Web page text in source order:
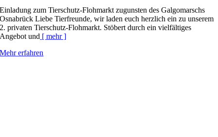
Einladung zum Tierschutz-Flohmarkt zugunsten des Galgomarschs
Osnabrück Liebe Tierfreunde, wir laden euch herzlich ein zu unserem
2. privaten Tierschutz-Flohmarkt. Stöbert durch ein vielfältiges
Angebot und [ mehr ]
Mehr erfahren